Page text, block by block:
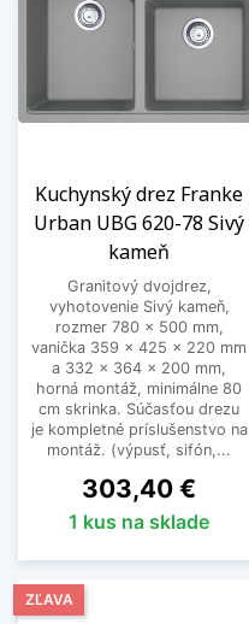
Kuchynský drez Franke
Urban UBG 620-78 Sivý
kameň
Granitový dvojdrez,
vyhotovenie Sivý kameň,
rozmer 780 x 500 mm,
vanička 359 x 425 x 220 mm
a 332 x 364 x 200 mm,
horná montáž, minimálne 80
cm skrinka. Súčasťou drezu
je kompletné príslušenstvo na
montáž. (výpusť, sifón,...
Cena
303,40 €
1 kus na sklade
ZĽAVA